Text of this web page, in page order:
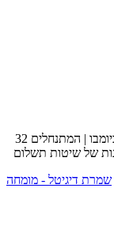
כל הזכויות שמורות לחברת ביומבו | המתנחלים 32
שמרת דיגיטל - מומחה